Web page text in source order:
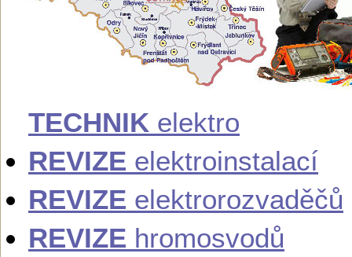
TECHNIK elektro
REVIZE elektroinstalací
REVIZE elektrorozvaděčů
REVIZE hromosvodů